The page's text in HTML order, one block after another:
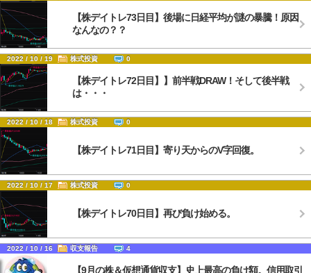
【株デイトレ73日目】後場に日経平均が謎の暴騰！原因
なんなの？？
2022 / 10 / 19 株式投資 0
【株デイトレ72日目】】前半戦DRAW！そして後半戦
は・・・
2022 / 10 / 18 株式投資 0
【株デイトレ71日目】寄り天からのV字回復。
2022 / 10 / 17 株式投資 0
【株デイトレ70日目】再び負け始める。
2022 / 10 / 16 収支報告 4
【9月の株＆仮想通貨収支】史上最高の負け額。信用取引